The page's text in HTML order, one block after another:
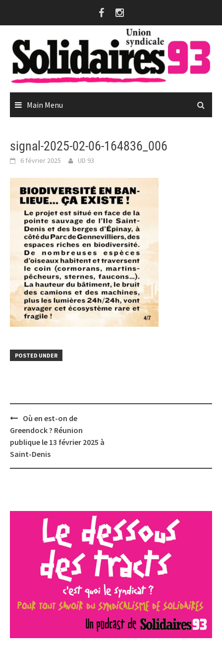
Main Menu
signal-2025-02-06-164836_006
6 février 2025 UD 93
POSTED UNDER
Post
navigation
Où en est-on de
Greendock ? Réunion
publique le 13 février 2025 à
Saint-Denis